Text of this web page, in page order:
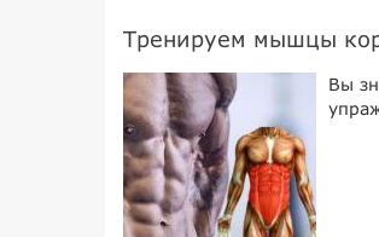
Тренируем мышцы
Вы